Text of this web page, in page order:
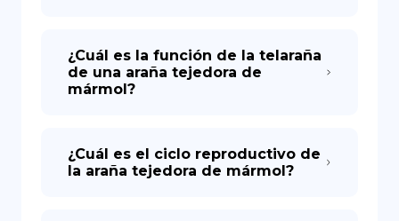
¿Cuál es la función de la telaraña
de una araña tejedora de
mármol?
¿Cuál es el ciclo reproductivo de
la araña tejedora de mármol?